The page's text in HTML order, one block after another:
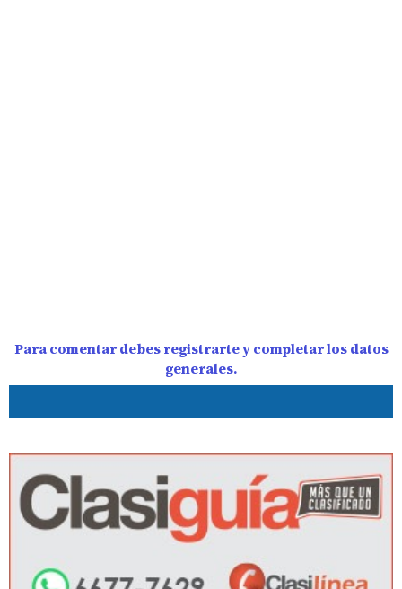
Para comentar debes registrarte y completar los datos
generales.